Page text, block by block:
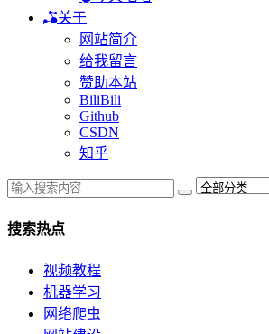
关于
网站简介
给我留言
赞助本站
BiliBili
Github
CSDN
知乎
搜索热点
视频教程
机器学习
网络爬虫